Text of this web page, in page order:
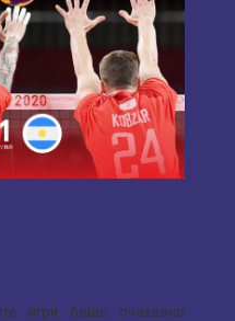
игри беше очаквано